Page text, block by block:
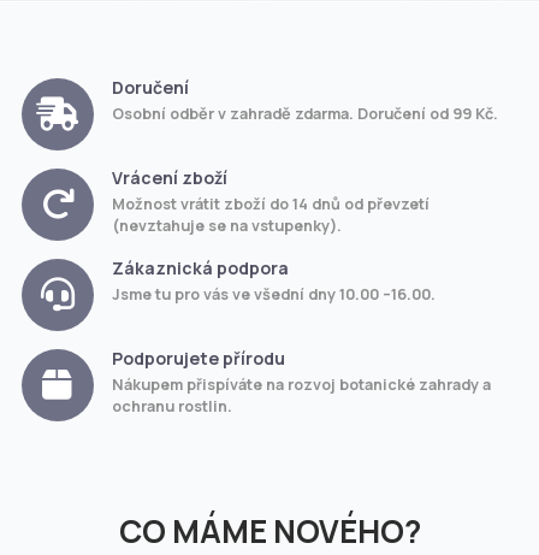
Doručení
Osobní odběr v zahradě zdarma. Doručení od 99 Kč.
Vrácení zboží
Možnost vrátit zboží do 14 dnů od převzetí
(nevztahuje se na vstupenky).
Zákaznická podpora
Jsme tu pro vás ve všední dny 10.00 –16.00.
Podporujete přírodu
Nákupem přispíváte na rozvoj botanické zahrady a
ochranu rostlin.
CO MÁME NOVÉHO?